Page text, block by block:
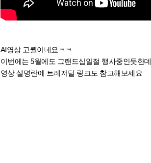
AI영상 고퀄이네요ㅋㅋ
이번에는 5월에도 그랜드십일절 행사중인듯한데
영상 설명란에 트레저딜 링크도 참고해보세요